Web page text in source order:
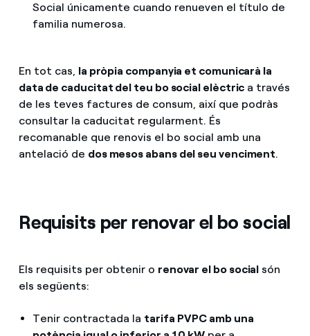
Social únicamente cuando renueven el título de
familia numerosa.
En tot cas, la pròpia companyia et comunicarà la
data de caducitat del teu bo social elèctric a través
de les teves factures de consum, així que podràs
consultar la caducitat regularment. És
recomanable que renovis el bo social amb una
antelació de dos mesos abans del seu venciment.
Requisits per renovar el bo social
Els requisits per obtenir o renovar el bo social són
els següents:
Tenir contractada la tarifa PVPC amb una